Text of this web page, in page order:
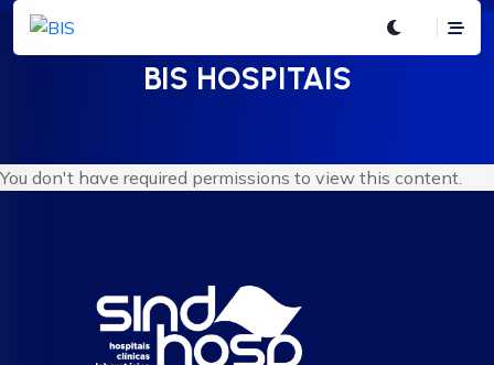
BIS HOSPITAIS
You don't have required permissions to view this content.